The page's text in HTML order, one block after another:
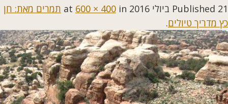
Published 21 ביולי 2016 600 × 400 in
תמרים מאת: חן
כץ מדריך טיולים.